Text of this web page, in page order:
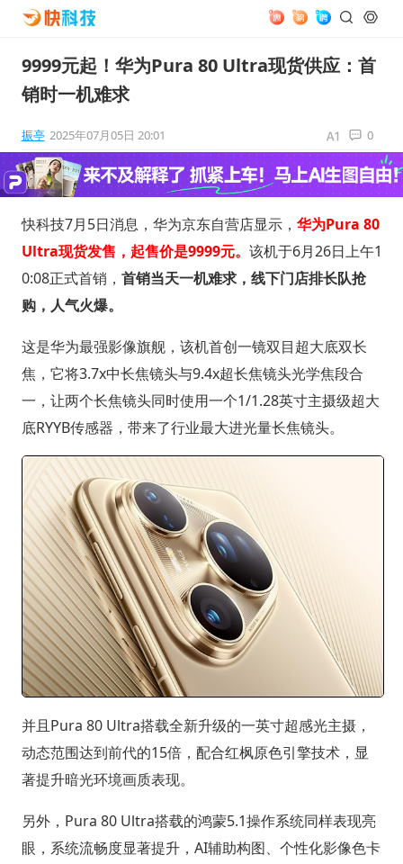
9999元起！华为Pura 80 Ultra现货供应：首
销时一机难求
振亭 2025年07月05日 20:01 0
快科技7月5日消息，华为京东自营店显示， 华为Pura 80
Ultra现货发售，起售价是9999元。 该机于6月26日上午1
0:08正式首销， 首销当天一机难求，线下门店排长队抢
购，人气火爆。
这是华为最强影像旗舰，该机首创一镜双目超大底双长
焦，它将3.7x中长焦镜头与9.4x超长焦镜头光学焦段合
一，让两个长焦镜头同时使用一个1/1.28英寸主摄级超大
底RYYB传感器，带来了行业最大进光量长焦镜头。
并且Pura 80 Ultra搭载全新升级的一英寸超感光主摄，
动态范围达到前代的15倍，配合红枫原色引擎技术，显
著提升暗光环境画质表现。
另外，Pura 80 Ultra搭载的鸿蒙5.1操作系统同样表现亮
眼，系统流畅度显著提升，AI辅助构图、个性化影像色卡